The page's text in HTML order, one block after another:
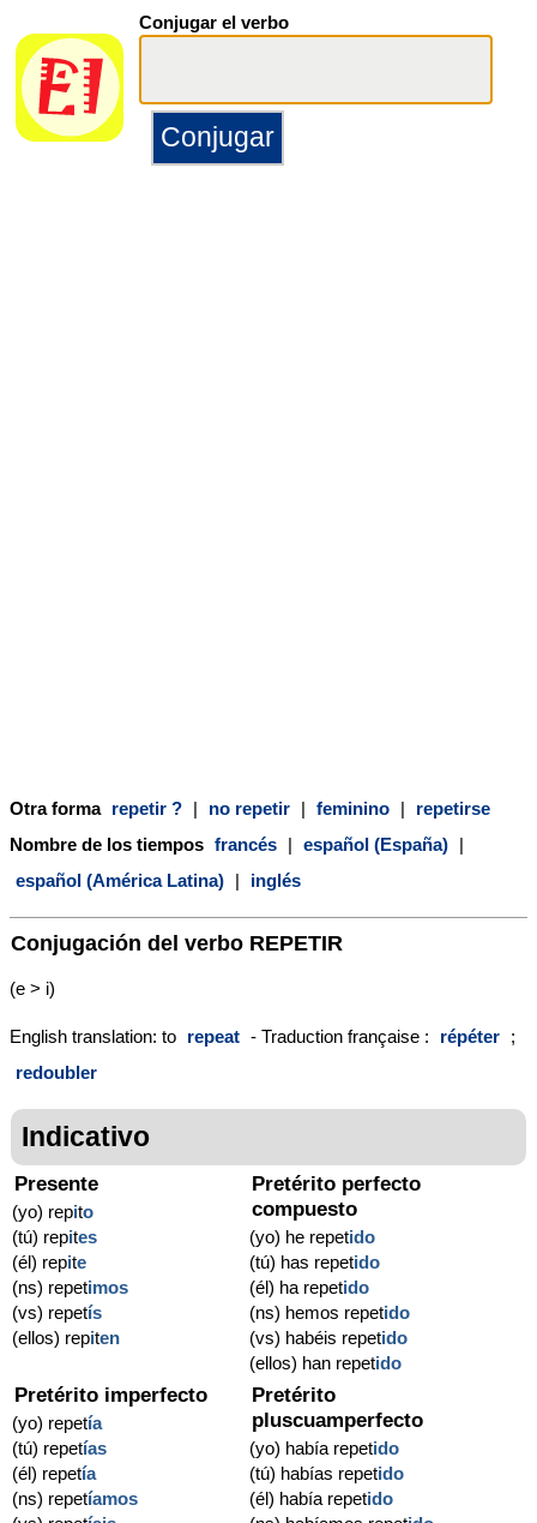
Conjugar el verbo
Otra forma repetir ? | no repetir | feminino |
repetirse
Nombre de los tiempos francés | español (España) |
español (América Latina) | inglés
Conjugación del verbo REPETIR
(e > i)
English translation: to repeat - Traduction française : répéter ;
redoubler
Indicativo
Presente
(yo) repito
(tú) repites
(él) repite
(ns) repetimos
(vs) repetís
(ellos) repiten
Pretérito perfecto
compuesto
(yo) he repetido
(tú) has repetido
(él) ha repetido
(ns) hemos repetido
(vs) habéis repetido
(ellos) han repetido
Pretérito imperfecto
(yo) repetía
(tú) repetías
(él) repetía
(ns) repetíamos
Pretérito
pluscuamperfecto
(yo) había repetido
(tú) habías repetido
(él) había repetido